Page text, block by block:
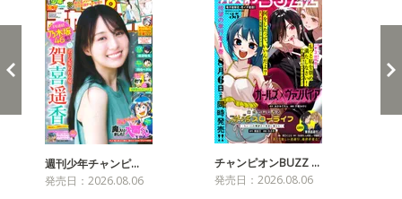
週刊少年チャンピ…
発売日：2026.08.06
チャンピオンBUZZ …
発売日：2026.08.06